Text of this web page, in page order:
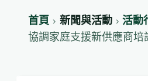
首頁 新聞與活動 活動
協調家庭支援新供應商培